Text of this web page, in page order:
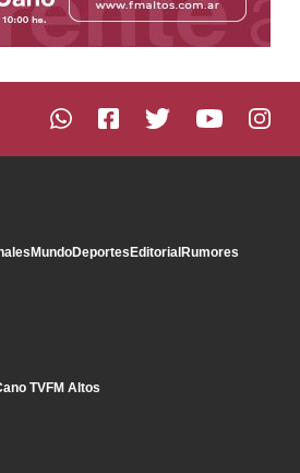
MundoDeportesEditorialRumores
TVFM Altos